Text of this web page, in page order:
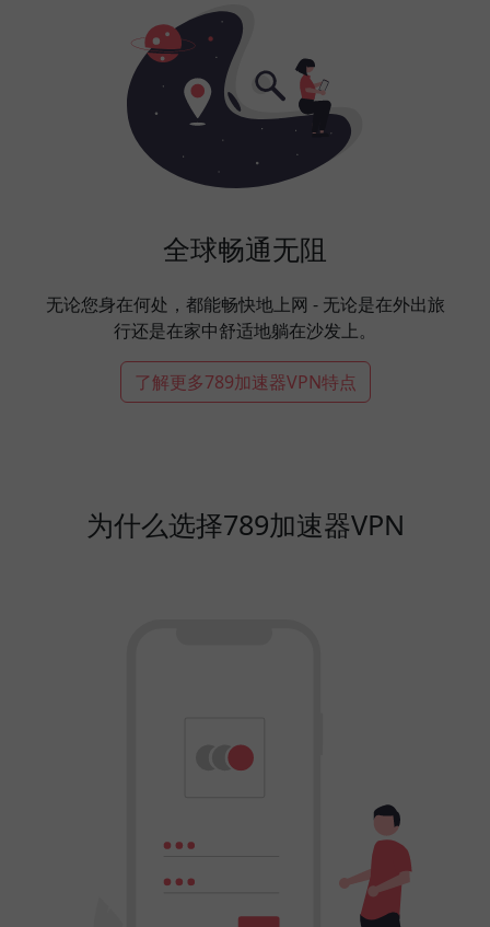
全球畅通无阻
无论您身在何处，都能畅快地上网 - 无论是在外出旅
行还是在家中舒适地躺在沙发上。
了解更多789加速器VPN特点
为什么选择789加速器VPN